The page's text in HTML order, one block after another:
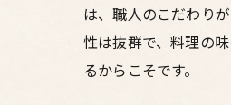
は、職人のこだわり
性は抜群で、料理の
るからこそです。